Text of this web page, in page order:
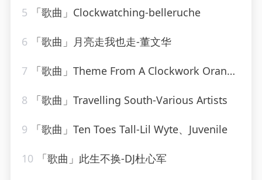
5 「歌曲」Clockwatching-belleruche
6 「歌曲」月亮走我也走-董文华
7 「歌曲」Theme From A Clockwork Orange-Various Artists
8 「歌曲」Travelling South-Various Artists
9 「歌曲」Ten Toes Tall-Lil Wyte、Juvenile
10 「歌曲」此生不换-DJ杜心军